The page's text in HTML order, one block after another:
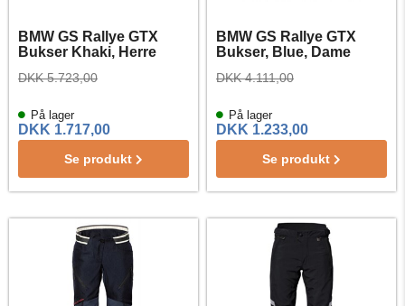
BMW GS Rallye GTX
Bukser Khaki, Herre
På lager
DKK 5.723,00
DKK 1.717,00
Se produkt
BMW GS Rallye GTX
Bukser, Blue, Dame
På lager
DKK 4.111,00
DKK 1.233,00
Se produkt